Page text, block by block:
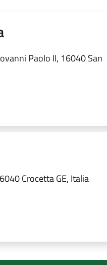
Paolo II, 16040 San
Crocetta GE, Italia